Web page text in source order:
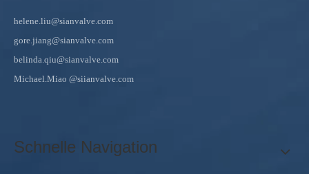
helene.liu@sianvalve.com
gore.jiang@sianvalve.com
belinda.qiu@sianvalve.com
Michael.Miao @siianvalve.com
Schnelle Navigation